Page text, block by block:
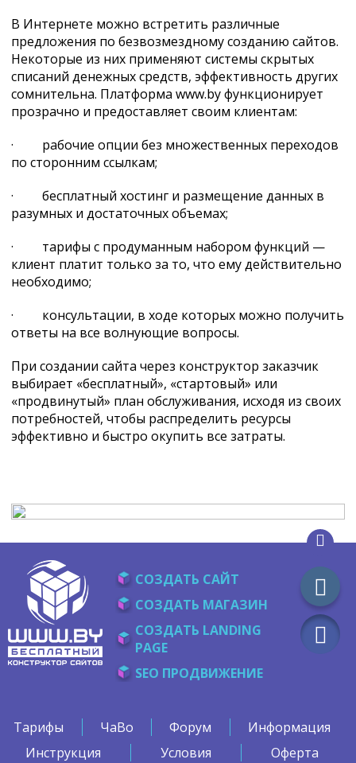
В Интернете можно встретить различные
предложения по безвозмездному созданию сайтов.
Некоторые из них применяют системы скрытых
списаний денежных средств, эффективность других
сомнительна. Платформа www.by функционирует
прозрачно и предоставляет своим клиентам:
· рабочие опции без множественных переходов
по сторонним ссылкам;
· бесплатный хостинг и размещение данных в
разумных и достаточных объемах;
· тарифы с продуманным набором функций —
клиент платит только за то, что ему действительно
необходимо;
· консультации, в ходе которых можно получить
ответы на все волнующие вопросы.
При создании сайта через конструктор заказчик
выбирает «бесплатный», «стартовый» или
«продвинутый» план обслуживания, исходя из своих
потребностей, чтобы распределить ресурсы
эффективно и быстро окупить все затраты.
СОЗДАТЬ САЙТ
СОЗДАТЬ МАГАЗИН
СОЗДАТЬ LANDING
PAGE
SEO ПРОДВИЖЕНИЕ
Тарифы ЧаВо Форум
Информация
Инструкция
Условия Оферта